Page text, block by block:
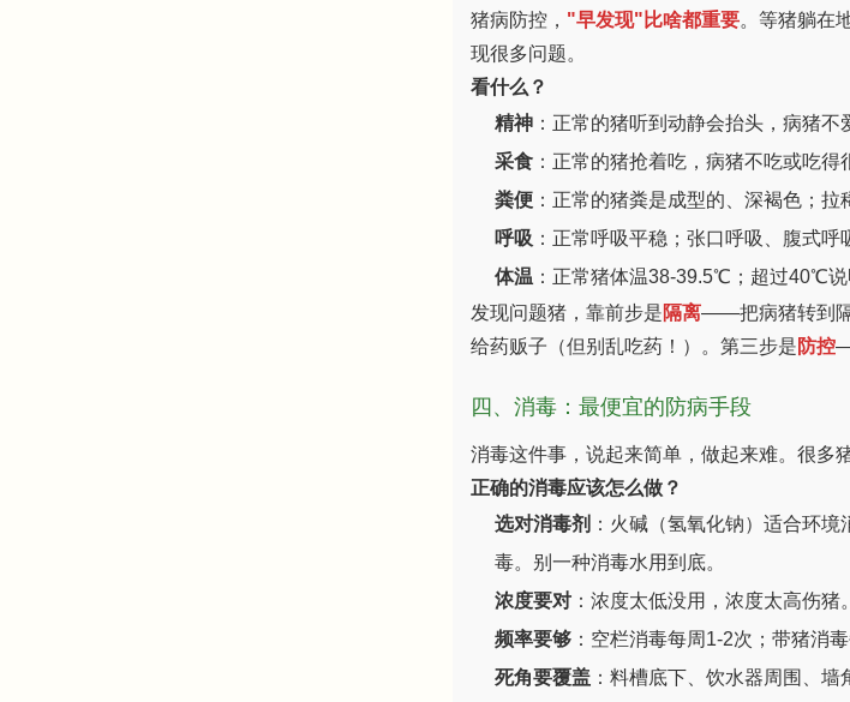
猪病防控， "早发现"比啥都重要。等猪躺在
现很多问题。
看什么？
精神 ：正常的猪听到动静会抬头，病猪不
采食 ：正常的猪抢着吃，病猪不吃或吃
粪便 ：正常的猪粪是成型的、深褐色；
呼吸 ：正常呼吸平稳；张口呼吸、腹式呼
体温 ：正常猪体温38-39.5℃；超过40℃说
发现问题猪，靠前步是隔离——把病猪转到隔
给药贩子（但别乱吃药！）。第三步是 防控
四、消毒：最便宜的防病手段
消毒这件事，说起来简单，做起来难。很
正确的消毒应该怎么做？
选对消毒剂 ：火碱（氢氧化钠）适合环
毒。别一种消毒水用到底。
浓度要对 ：浓度太低没用，浓度太高伤
频率要够 ：空栏消毒每周1-2次；带猪消
死角要覆盖 ：料槽底下、饮水器周围、